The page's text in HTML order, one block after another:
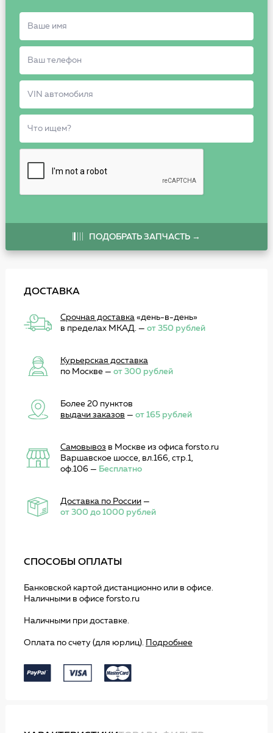
ПОДОБРАТЬ ЗАПЧАСТЬ →
ДОСТАВКА
Срочная доставка«день-в-день»
в пределах МКАД. — от 350 рублей
Курьерская доставка
по Москве — от 300 рублей
Более 20 пунктов
выдачи заказов — от 165 рублей
Самовывоз в Москве из офиса forsto.ru
Варшавское шоссе, вл.166, стр.1,
оф.106 — Бесплатно
Доставка по России—
от 300 до 1000 рублей
СПОСОБЫ ОПЛАТЫ
Банковской картой дистанционно или в офисе.
Наличными в офисе forsto.ru
Наличными при доставке.
Оплата по счету (для юрлиц). Подробнее